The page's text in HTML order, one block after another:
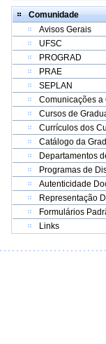
Comunidade
Avisos Gerais
UFSC
PROGRAD
PRAE
SEPLAN
Comunicações a
Cursos de
Currículos dos
Catálogo da
Departamentos
Programas de
Autenticidade
Representação
Formulários
Links